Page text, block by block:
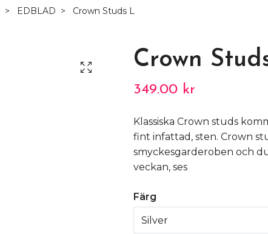
EDBLAD Crown Studs L
Crown
349.00 kr
Klassiska Crown studs
fint infattad, sten. Crown
smyckesgarderoben och
veckan, ses
Färg
Silver